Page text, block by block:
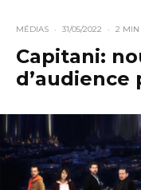
MÉDIAS · 31/05/2022 · 2 MIN
Capitani:
d’audience